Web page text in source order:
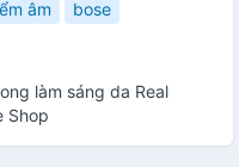
âm
bose
làm sáng da Real
Shop